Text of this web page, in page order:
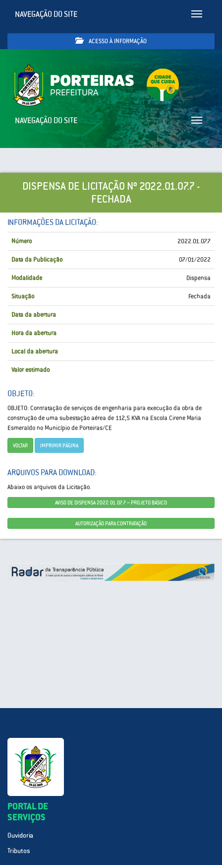
Toggle
NAVEGAÇÃO DO SITE
ACESSO À INFORMAÇÃO
Toggle
NAVEGAÇÃO DO SITE
DISPENSA DE LICITAÇÃO Nº 2022.01.07.7 -
FECHADA
INFORMAÇÕES DA LICITAÇÃO:
Número 2022.01.07.7
Data da Publicação 07/01/2022
Modalidade Dispensa
Situação Fechada
Data da abertura
Hora da abertura
Local da abertura
Valor estimado
OBJETO:
OBJETO: Contratação de serviços de engenharia para execução da obra de
construção de uma subestação aérea de 112,5 KVA na Escola Cirene Maria
Esmeraldo no Município de Porteiras/CE
VOLTAR IMPRIMIR PÁGINA
ARQUIVOS PARA DOWNLOAD:
Abaixo os arquivos da Licitação.
AVISO DE DISPENSA 2022.01.07.7 – PROJETO BÁSICO
AUTORIZAÇÃO PARA CONTRATAÇÃO
PORTAL DE
SERVIÇOS
Ouvidoria
Tributos